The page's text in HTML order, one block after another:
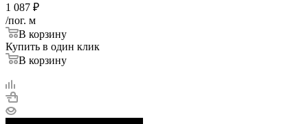
1 087 ₽
/пог. м
В корзину
Купить в один клик
В корзину